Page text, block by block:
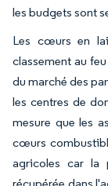
les budgets sont
Les cœurs en
classement au
du marché des
les centres de
mesure que les
cœurs
agricoles car la